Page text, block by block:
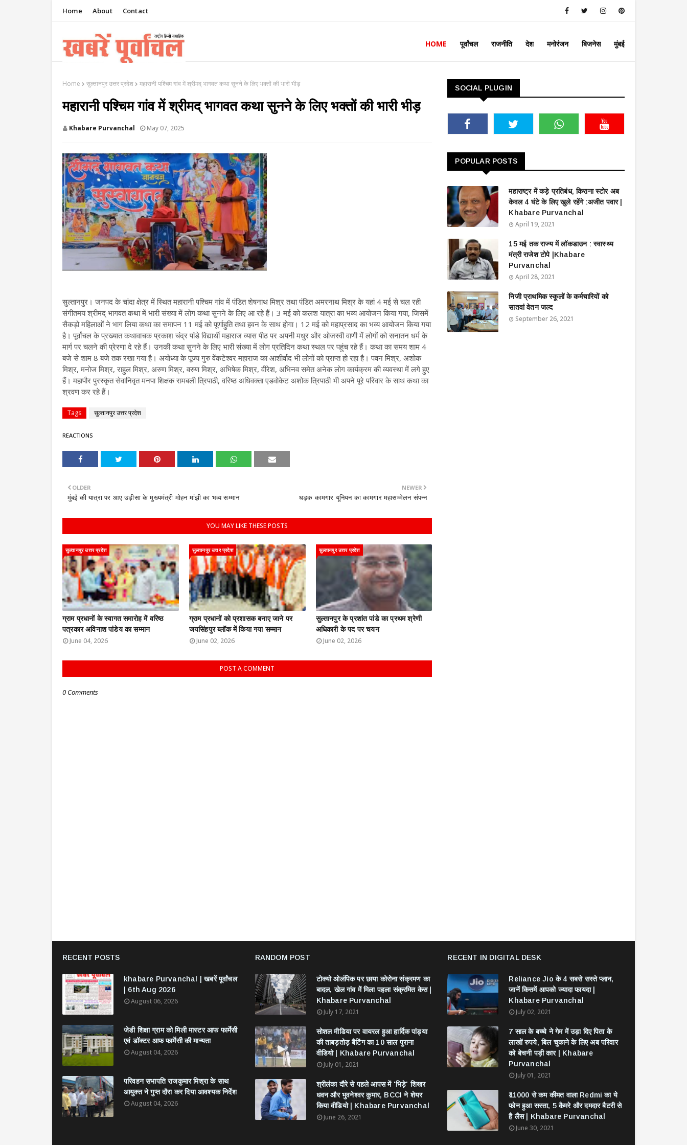
Home About Contact
HOME पूर्वांचल राजनीति देश मनोरंजन बिजनेस मुंबई
Home सुल्तानपुर उत्तर प्रदेश महारानी पश्चिम गांव में श्रीमद् भागवत कथा सुनने के लिए भक्तों की भारी भीड़
महारानी पश्चिम गांव में श्रीमद् भागवत कथा सुनने के लिए भक्तों की भारी भीड़
Khabare Purvanchal May 07, 2025
सुल्तानपुर। जनपद के चांदा क्षेत्र में स्थित महारानी पश्चिम गांव में पंडित शेषनाथ मिश्र तथा पंडित अमरनाथ मिश्र के यहां 4 मई से चल रही
संगीतमय श्रीमद् भागवत कथा में भारी संख्या में लोग कथा सुनने के लिए आ रहे हैं। 3 मई को कलश यात्रा का भव्य आयोजन किया गया, जिसमें
सैकड़ो महिलाओं ने भाग लिया कथा का समापन 11 मई को पूर्णाहुति तथा हवन के साथ होगा। 12 मई को महाप्रसाद का भव्य आयोजन किया गया
है। पूर्वांचल के प्रख्यात कथावाचक प्रकाश चंद्र पांडे विद्यार्थी महाराज व्यास पीठ पर अपनी मधुर और ओजस्वी वाणी में लोगों को सनातन धर्म के
मार्ग पर चलने की प्रेरणा दे रहे हैं। उनकी कथा सुनने के लिए भारी संख्या में लोग प्रतिदिन कथा स्थल पर पहुंच रहे हैं। कथा का समय शाम 4
बजे से शाम 8 बजे तक रखा गया है। अयोध्या के पूज्य गुरु वेंकटेश्वर महाराज का आशीर्वाद भी लोगों को प्राप्त हो रहा है। पवन मिश्र, अशोक
मिश्र, मनोज मिश्र, राहुल मिश्र, अरुण मिश्र, वरुण मिश्र, अभिषेक मिश्र, वीरेश, अभिनव समेत अनेक लोग कार्यक्रम की व्यवस्था में लगे हुए
हैं। महापौर पुरस्कृत सेवानिवृत मनपा शिक्षक रामबली त्रिपाठी, वरिष्ठ अधिवक्ता एडवोकेट अशोक त्रिपाठी भी अपने पूरे परिवार के साथ कथा का
श्रवण कर रहे हैं।
Tags सुल्तानपुर उत्तर प्रदेश
REACTIONS
NEWER
धड़क कामगार यूनियन का कामगार महासम्मेलन संपन्न
OLDER
मुंबई की यात्रा पर आए उड़ीसा के मुख्यमंत्री मोहन मांझी का भव्य सम्मान
YOU MAY LIKE THESE POSTS
सुल्तानपुर उत्तर प्रदेश
ग्राम प्रधानों के स्वागत समारोह में वरिष्ठ
पत्रकार अविनाश पांडेय का सम्मान
June 04, 2026
सुल्तानपुर उत्तर प्रदेश
ग्राम प्रधानों को प्रशासक बनाए जाने पर
जयसिंहपुर ब्लॉक में किया गया सम्मान
June 02, 2026
सुल्तानपुर उत्तर प्रदेश
सुल्तानपुर के प्रशांत पांडे का प्रथम श्रेणी
अधिकारी के पद पर चयन
June 02, 2026
POST A COMMENT
0 Comments
SOCIAL PLUGIN
POPULAR POSTS
महाराष्ट्र में कड़े प्रतिबंध, किराना स्टोर अब
केवल 4 घंटे के लिए खुले रहेंगे :अजीत पवार |
Khabare Purvanchal
April 19, 2021
15 मई तक राज्य में लॉकडाउन : स्वास्थ्य
मंत्री राजेश टोपे |Khabare
Purvanchal
April 28, 2021
निजी प्राथमिक स्कूलों के कर्मचारियों को
सातवां वेतन जल्द
September 26, 2021
RECENT POSTS
khabare Purvanchal | खबरें पूर्वांचल
| 6th Aug 2026
August 06, 2026
जेडी शिक्षा ग्राम को मिली मास्टर आफ फार्मेसी
एवं डॉक्टर आफ फार्मेसी की मान्यता
August 04, 2026
परिवहन सभापति राजकुमार मिश्रा के साथ
आयुक्त ने गुप्त दौरा कर दिया आवश्यक निर्देश
August 04, 2026
RANDOM POST
टोक्यो ओलंपिक पर छाया कोरोना संक्रमण का
बादल, खेल गांव में मिला पहला संक्रमित केस |
Khabare Purvanchal
July 17, 2021
सोशल मीडिया पर वायरल हुआ हार्दिक पांड्या
की ताबड़तोड़ बैटिंग का 10 साल पुराना
वीडियो | Khabare Purvanchal
July 01, 2021
श्रीलंका दौरे से पहले आपस में 'भिड़े' शिखर
धवन और भुवनेश्वर कुमार, BCCI ने शेयर
किया वीडियो | Khabare Purvanchal
June 26, 2021
RECENT IN DIGITAL DESK
Reliance Jio के 4 सबसे सस्ते प्लान,
जानें किसमें आपको ज्यादा फायदा |
Khabare Purvanchal
July 02, 2021
7 साल के बच्चे ने गेम में उड़ा दिए पिता के
लाखों रुपये, बिल चुकाने के लिए अब परिवार
को बेचनी पड़ी कार | Khabare
Purvanchal
July 01, 2021
₹11000 से कम कीमत वाला Redmi का ये
फोन हुआ सस्ता, 5 कैमरे और दमदार बैटरी से
है लैस | Khabare Purvanchal
June 30, 2021